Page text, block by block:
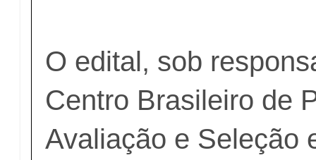
O edital, sob
Centro Brasileiro de
Avaliação e Seleção